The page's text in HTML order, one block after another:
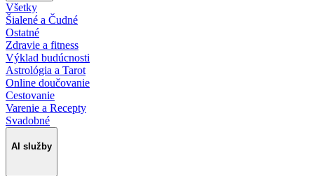
Všetky
Šialené a Čudné
Ostatné
Zdravie a fitness
Výklad budúcnosti
Astrológia a Tarot
Online doučovanie
Cestovanie
Varenie a Recepty
Svadobné
AI služby